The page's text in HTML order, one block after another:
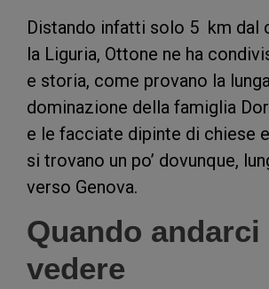
Distando infatti solo 5 km dal
la Liguria, Ottone ne ha
e storia, come provano la lunga
dominazione della famiglia
e le facciate dipinte di chiese
si trovano un po’ dovunque,
verso Genova.
Quando andarci
vedere